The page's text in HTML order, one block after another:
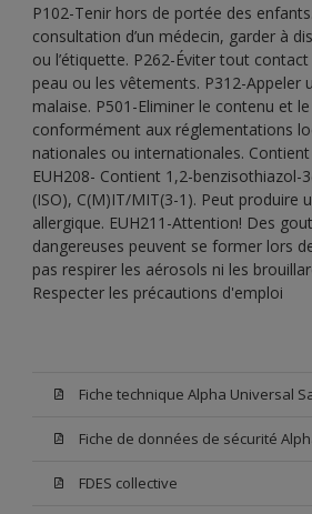
P102-Tenir hors de portée des
consultation d’un médecin, garder à
ou l’étiquette. P262-Éviter tout
peau ou les vêtements. P312-Appeler
malaise. P501-Eliminer le contenu et
conformément aux réglementations
nationales ou internationales.
EUH208- Contient 1,2-benzisothiazol-
(ISO), C(M)IT/MIT(3-1). Peut produire
allergique. EUH211-Attention! Des
dangereuses peuvent se former lors
pas respirer les aérosols ni les
Respecter les précautions d'emploi
Fiche technique Alpha Universal
FDES collective